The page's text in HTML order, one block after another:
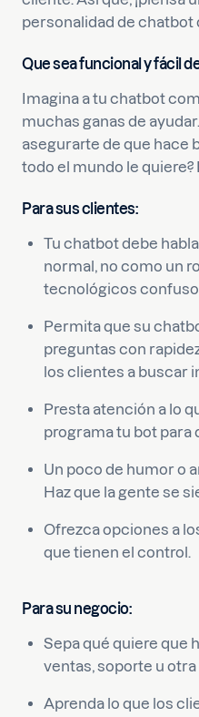
personalidad de chatbot
Que sea funcional y fácil
Imagina a tu chatbot
muchas ganas de
asegurarte de que hace
todo el mundo le
Para sus clientes:
Tu chatbot debe
normal, no como un
tecnológicos
Permita que su
preguntas con
los clientes a buscar
Presta atención a lo
programa tu bot para
Un poco de humor o
Haz que la gente se
Ofrezca opciones a
que tienen el control.
Para su negocio:
Sepa qué quiere que
ventas, soporte u otra
Aprenda lo que los